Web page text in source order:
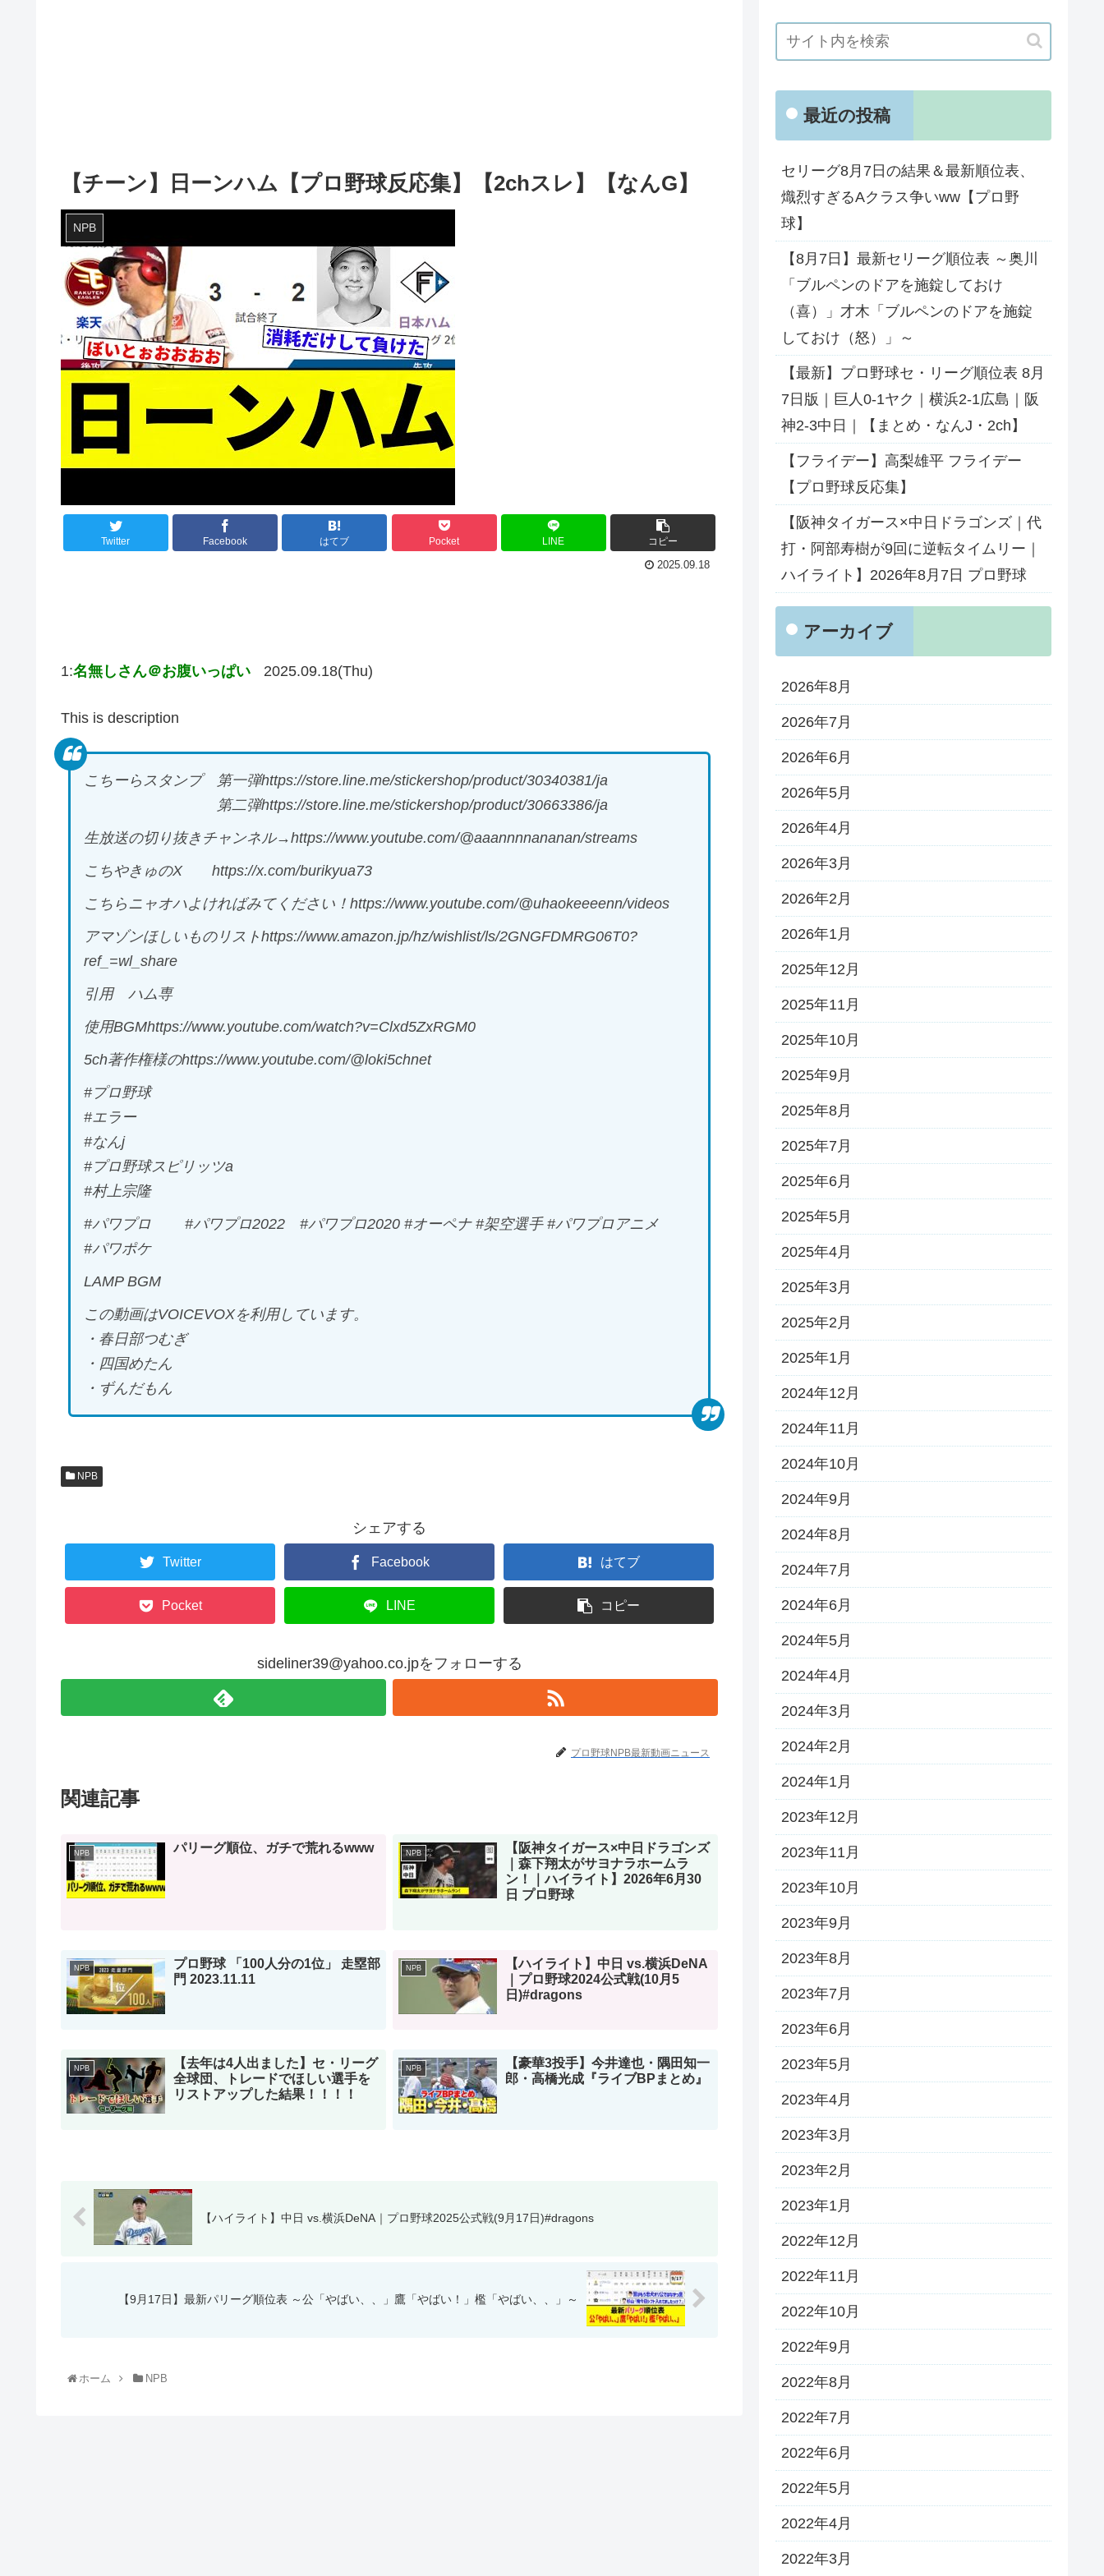
【チーン】日ーンハム【プロ野球反応集】【2chスレ】【なんG】
NPB
Twitter Facebook はてブ Pocket LINE コピー
2025.09.18
1:名無しさん＠お腹いっぱい 2025.09.18(Thu)
This is description
こちーらスタンプ 第一弾https://store.line.me/stickershop/product/30340381/ja
第二弾https://store.line.me/stickershop/product/30663386/ja
生放送の切り抜きチャンネル→https://www.youtube.com/@aaannnnananan/streams
こちやきゅのX https://x.com/burikyua73
こちらニャオハよければみてください！https://www.youtube.com/@uhaokeeeenn/videos
アマゾンほしいものリストhttps://www.amazon.jp/hz/wishlist/ls/2GNGFDMRG06T0?
ref_=wl_share
引用 ハム専
使用BGMhttps://www.youtube.com/watch?v=Clxd5ZxRGM0
5ch著作権様のhttps://www.youtube.com/@loki5chnet
#プロ野球
#エラー
#なんj
#プロ野球スピリッツa
#村上宗隆
#パワプロ #パワプロ2022 #パワプロ2020 #オーペナ #架空選手 #パワプロアニメ
#パワポケ
LAMP BGM
この動画はVOICEVOXを利用しています。
・春日部つむぎ
・四国めたん
・ずんだもん
NPB
シェアする
Twitter Facebook はてブ
Pocket LINE コピー
sideliner39@yahoo.co.jpをフォローする
プロ野球NPB最新動画ニュース
関連記事
NPB パリーグ順位、ガチで荒れるwww NPB
【阪神タイガース×中日ドラゴンズ
｜森下翔太がサヨナラホームラ
ン！｜ハイライト】2026年6月30
日 プロ野球
NPB
プロ野球 「100人分の1位」 走塁部
門 2023.11.11
NPB
【ハイライト】中日 vs.横浜DeNA
｜プロ野球2024公式戦(10月5
日)#dragons
NPB
【去年は4人出ました】セ・リーグ
全球団、トレードでほしい選手を
リストアップした結果！！！！
NPB
【豪華3投手】今井達也・隅田知一
郎・高橋光成『ライブBPまとめ』
【ハイライト】中日 vs.横浜DeNA｜プロ野球2025公式戦(9月17日)#dragons
【9月17日】最新パリーグ順位表 ～公「やばい、、」鷹「やばい！」檻「やばい、、」～
ホーム NPB
最近の投稿
セリーグ8月7日の結果＆最新順位表、
熾烈すぎるAクラス争いww【プロ野
球】
【8月7日】最新セリーグ順位表 ～奥川
「ブルペンのドアを施錠しておけ
（喜）」才木「ブルペンのドアを施錠
しておけ（怒）」～
【最新】プロ野球セ・リーグ順位表 8月
7日版｜巨人0-1ヤク｜横浜2-1広島｜阪
神2-3中日｜【まとめ・なんJ・2ch】
【フライデー】高梨雄平 フライデー
【プロ野球反応集】
【阪神タイガース×中日ドラゴンズ｜代
打・阿部寿樹が9回に逆転タイムリー｜
ハイライト】2026年8月7日 プロ野球
アーカイブ
2026年8月
2026年7月
2026年6月
2026年5月
2026年4月
2026年3月
2026年2月
2026年1月
2025年12月
2025年11月
2025年10月
2025年9月
2025年8月
2025年7月
2025年6月
2025年5月
2025年4月
2025年3月
2025年2月
2025年1月
2024年12月
2024年11月
2024年10月
2024年9月
2024年8月
2024年7月
2024年6月
2024年5月
2024年4月
2024年3月
2024年2月
2024年1月
2023年12月
2023年11月
2023年10月
2023年9月
2023年8月
2023年7月
2023年6月
2023年5月
2023年4月
2023年3月
2023年2月
2023年1月
2022年12月
2022年11月
2022年10月
2022年9月
2022年8月
2022年7月
2022年6月
2022年5月
2022年4月
2022年3月